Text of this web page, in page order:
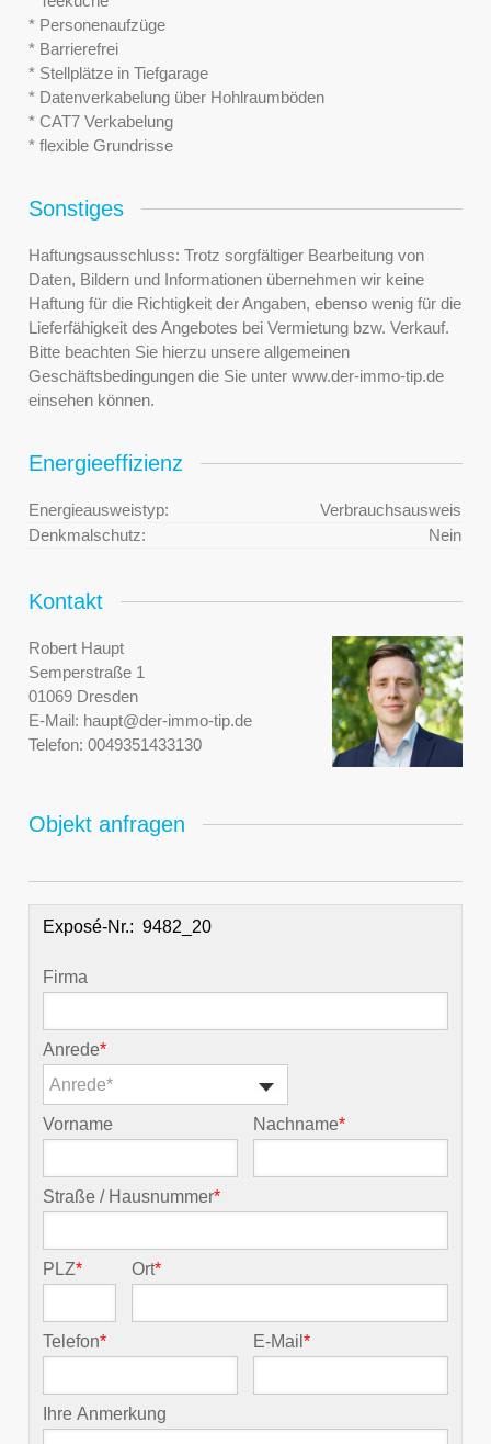
* Personenaufzüge
* Barrierefrei
* Stellplätze in Tiefgarage
* Datenverkabelung über Hohlraumböden
* CAT7 Verkabelung
* flexible Grundrisse
Sonstiges
Haftungsausschluss: Trotz sorgfältiger Bearbeitung von
Daten, Bildern und Informationen übernehmen wir keine
Haftung für die Richtigkeit der Angaben, ebenso wenig für die
Lieferfähigkeit des Angebotes bei Vermietung bzw. Verkauf.
Bitte beachten Sie hierzu unsere allgemeinen
Geschäftsbedingungen die Sie unter www.der-immo-tip.de
einsehen können.
Energieeffizienz
Energieausweistyp:
Verbrauchsausweis
Denkmalschutz:
Nein
Kontakt
Robert Haupt
Semperstraße 1
01069 Dresden
E-Mail: haupt@der-immo-tip.de
Telefon: 0049351433130
Objekt anfragen
Exposé-Nr.:
Firma
Anrede*
Anrede*
Vorname Nachname*
Straße / Hausnummer*
PLZ* Ort*
Telefon* E-Mail*
Ihre Anmerkung